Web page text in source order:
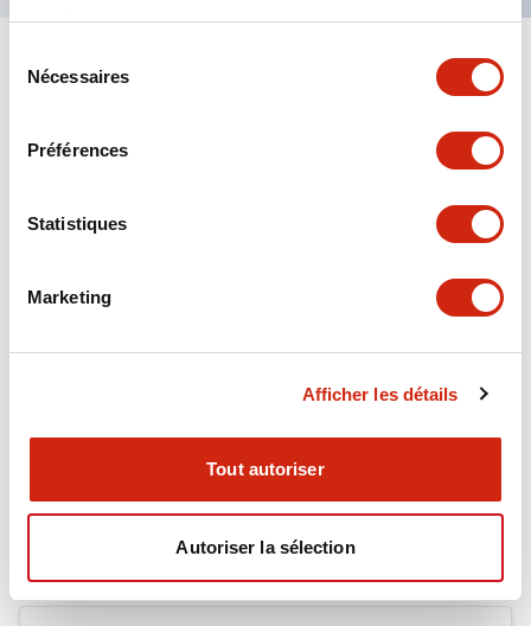
services.
Nécessaires
Préférences
Statistiques
Marketing
Afficher les détails
Tout autoriser
Autoriser la sélection
Spécifications Tout développer +
Documents et fichiers
Catalogues Et Brochures Fiche Technique